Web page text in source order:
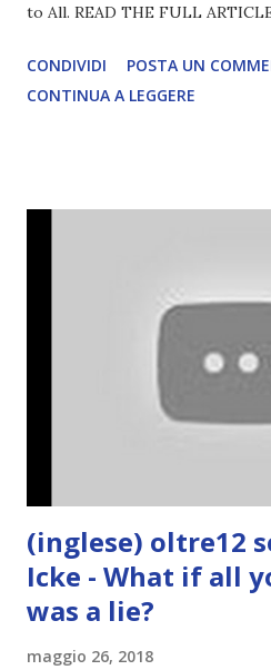
to All. READ THE FULL
CONDIVIDI
POSTA UN
CONTINUA A LEGGERE
(inglese) oltre12
Icke - What if all
was a lie?
maggio 26, 2018